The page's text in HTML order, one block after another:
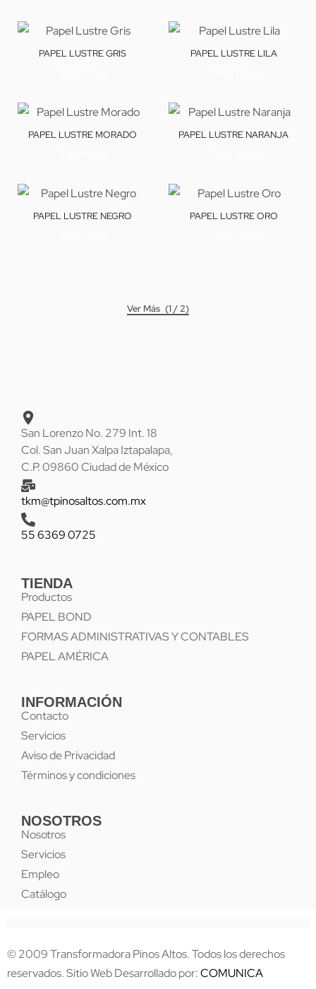
PAPEL LUSTRE GRIS PAPEL LUSTRE LILA
PAPEL LUSTRE MORADO PAPEL LUSTRE NARANJA
PAPEL LUSTRE NEGRO PAPEL LUSTRE ORO
(1 / 2)
San Lorenzo No. 279 Int. 18
Col. San Juan Xalpa Iztapalapa,
C.P. 09860 Ciudad de México
tkm@tpinosaltos.com.mx
55 6369 0725
TIENDA
Productos
PAPEL BOND
FORMAS ADMINISTRATIVAS Y CONTABLES
PAPEL AMÉRICA
INFORMACIÓN
Contacto
Servicios
Aviso de Privacidad
Términos y condiciones
NOSOTROS
Nosotros
Servicios
Empleo
Catálogo
© 2009 Transformadora Pinos Altos. Todos los derechos
reservados. Sitio Web Desarrollado por:COMUNICA